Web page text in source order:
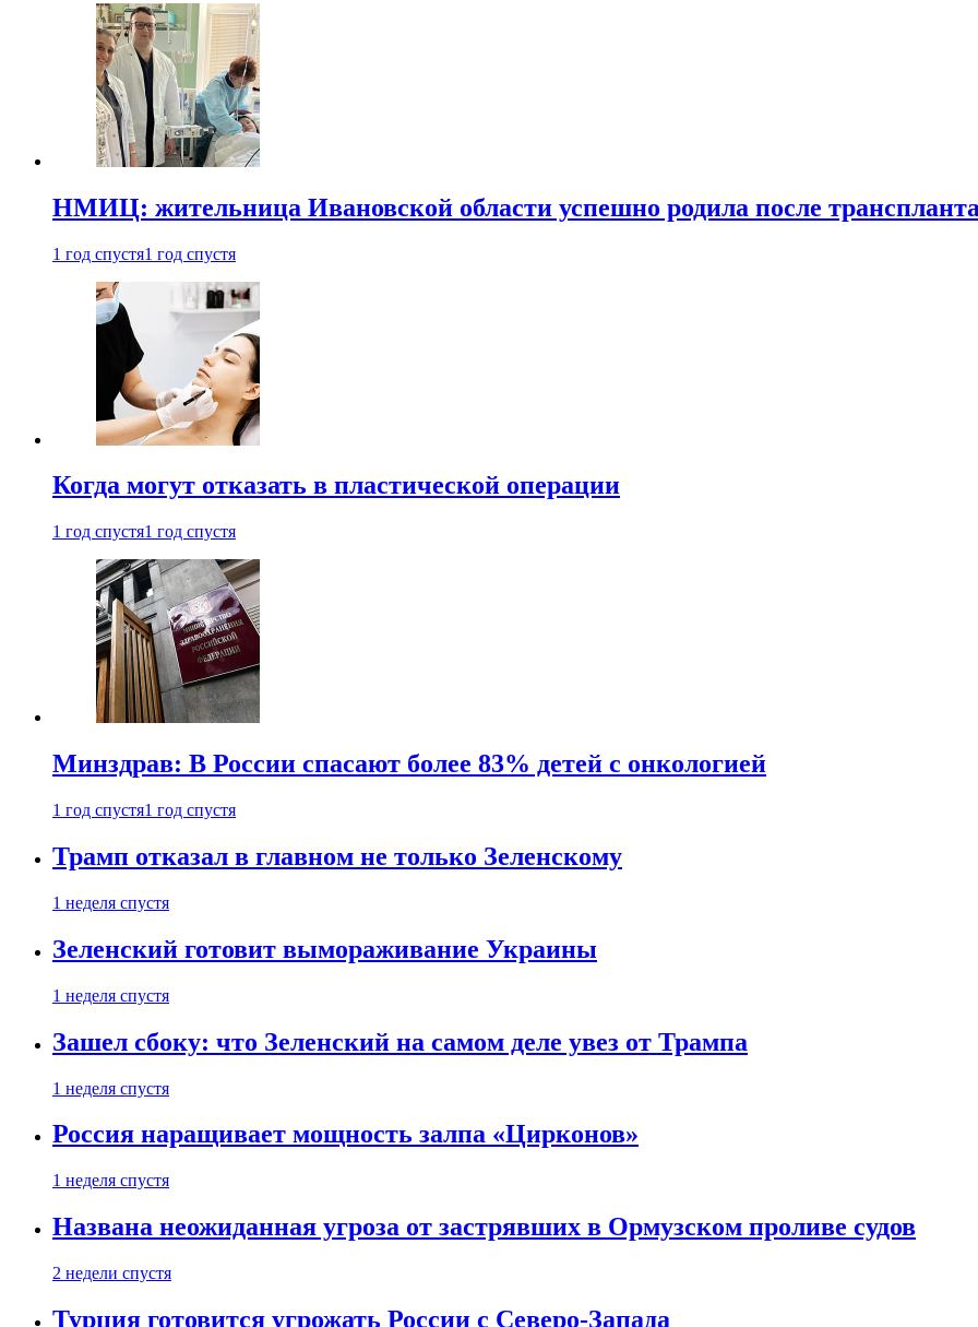
НМИЦ: жительница Ивановской области успешно родила после
1 год спустя1 год спустя
Когда могут отказать в пластической операции
1 год спустя1 год спустя
Минздрав: В России спасают более 83% детей с онкологией
1 год спустя1 год спустя
Трамп отказал в главном не только Зеленскому
1 неделя спустя
Зеленский готовит вымораживание Украины
1 неделя спустя
Зашел сбоку: что Зеленский на самом деле увез от Трампа
1 неделя спустя
Россия наращивает мощность залпа «Цирконов»
1 неделя спустя
Названа неожиданная угроза от застрявших в Ормузском проливе судов
2 недели спустя
Турция готовится угрожать России с Северо-Запада